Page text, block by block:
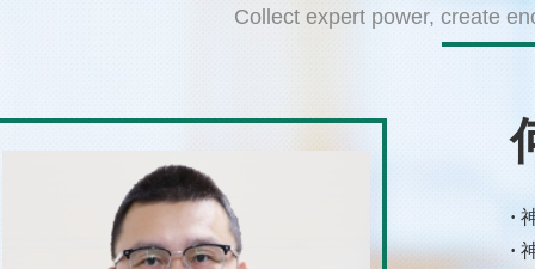
Collect expert power, create
·
·